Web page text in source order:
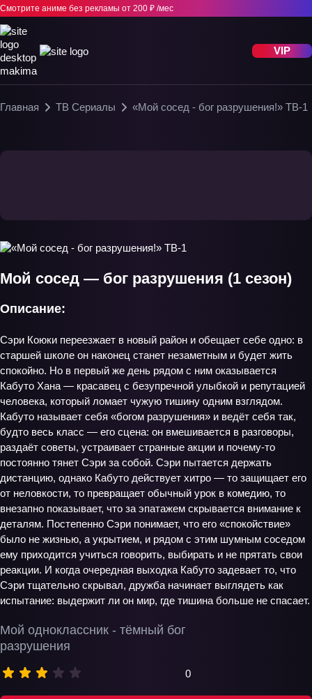
Смотрите аниме без рекламы от 200 ₽ /мес
VIP
Главная ТВ Сериалы «Мой сосед - бог разрушения!» ТВ-1
Мой сосед — бог разрушения (1 сезон)
Мой одноклассник - тёмный бог
разрушения
0
Описание:
Сэри Коюки переезжает в новый район и обещает себе одно: в
старшей школе он наконец станет незаметным и будет жить
спокойно. Но в первый же день рядом с ним оказывается
Кабуто Хана — красавец с безупречной улыбкой и репутацией
человека, который ломает чужую тишину одним взглядом.
Кабуто называет себя «богом разрушения» и ведёт себя так,
будто весь класс — его сцена: он вмешивается в разговоры,
раздаёт советы, устраивает странные акции и почему‑то
постоянно тянет Сэри за собой. Сэри пытается держать
дистанцию, однако Кабуто действует хитро — то защищает его
от неловкости, то превращает обычный урок в комедию, то
внезапно показывает, что за эпатажем скрывается внимание к
деталям. Постепенно Сэри понимает, что его «спокойствие»
было не жизнью, а укрытием, и рядом с этим шумным соседом
ему приходится учиться говорить, выбирать и не прятать свои
реакции. И когда очередная выходка Кабуто задевает то, что
Сэри тщательно скрывал, дружба начинает выглядеть как
испытание: выдержит ли он мир, где тишина больше не спасает.